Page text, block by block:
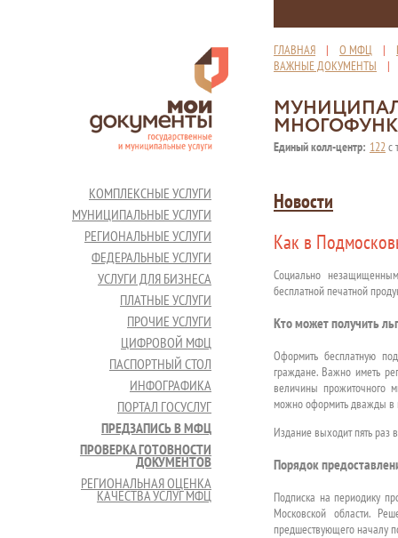
ГЛАВНАЯ | О МФЦ |
ВАЖНЫЕ ДОКУМЕНТЫ
Единый колл-центр: 122с
КОМПЛЕКСНЫЕ УСЛУГИ
МУНИЦИПАЛЬНЫЕ УСЛУГИ
РЕГИОНАЛЬНЫЕ УСЛУГИ
ФЕДЕРАЛЬНЫЕ УСЛУГИ
УСЛУГИ ДЛЯ БИЗНЕСА
ПЛАТНЫЕ УСЛУГИ
ПРОЧИЕ УСЛУГИ
ЦИФРОВОЙ МФЦ
ПАСПОРТНЫЙ СТОЛ
ИНФОГРАФИКА
ПОРТАЛ ГОСУСЛУГ
ПРЕДЗАПИСЬ В МФЦ
ПРОВЕРКА ГОТОВНОСТИ
ДОКУМЕНТОВ
РЕГИОНАЛЬНАЯ ОЦЕНКА
КАЧЕСТВА УСЛУГ МФЦ
Новости
Как в
Социально
бесплатной печатной
Кто может получить
Оформить бесплатную
граждане. Важно иметь
величины прожиточного
можно оформить дважды в
Издание выходит пять раз
Порядок
Подписка на периодику
Московской области.
предшествующего началу